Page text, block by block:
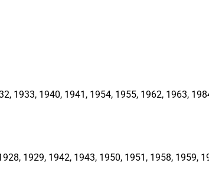
1933, 1940, 1941, 1954, 1955, 1962, 1963,
1929, 1942, 1943, 1950, 1951, 1958, 1959,